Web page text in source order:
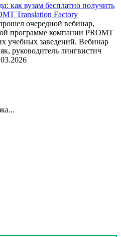
как вузам бесплатно получить
Translation Factory
очередной вебинар,
программе компании PROMT
учебных заведений. Вебинар
руководитель лингвистич